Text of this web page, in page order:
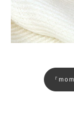
『